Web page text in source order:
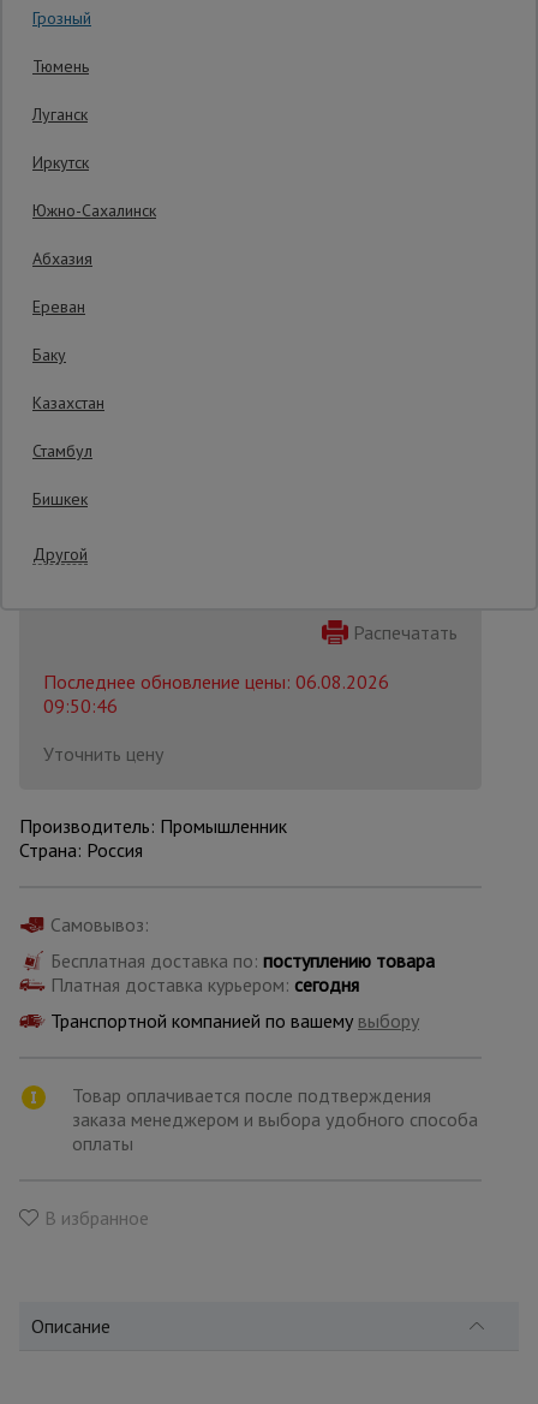
Вибротехника
для работы с
для бетонных
работ
склада
Распечатать
Последнее обновление цены: 06.08.2026
09:50:46
Уточнить цену
Производитель: Промышленник
Страна: Россия
Самовывоз:
Бесплатная доставка по: поступлению товара
Платная доставка курьером: сегодня
Транспортной компанией по вашему выбору
Товар оплачивается после подтверждения
заказа менеджером и выбора удобного способа
оплаты
В избранное
Описание
Грозный
Тюмень
Луганск
Иркутск
Южно-Сахалинск
Абхазия
Ереван
Баку
Казахстан
Стамбул
Бишкек
Другой